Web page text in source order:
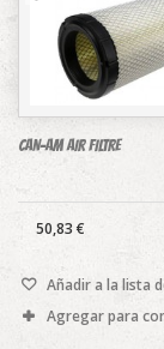
CAN-AM AIR FILTRE
50,83 €
Añadir a la lista
Agregar para